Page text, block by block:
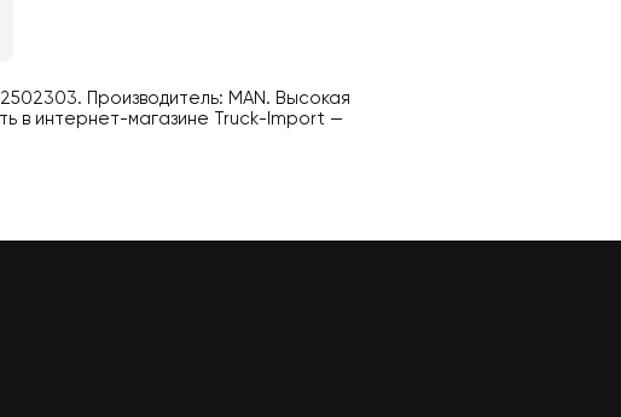
. Производитель: MAN. Высокая
в интернет-магазине Truck-Import —